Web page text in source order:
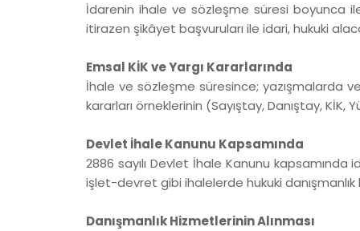
İdarenin ihale ve sözleşme süresi boyunca
itirazen şikâyet başvuruları ile idari, hukuki
Emsal KİK ve Yargı Kararlarında
İhale ve sözleşme süresince; yazışmalarda
kararları örneklerinin (Sayıştay, Danıştay,
Devlet İhale Kanunu Kapsamında
2886 sayılı Devlet İhale Kanunu
işlet-devret gibi ihalelerde hukuki
Danışmanlık Hizmetlerinin Alınması